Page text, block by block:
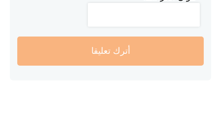
أترك تعليقا